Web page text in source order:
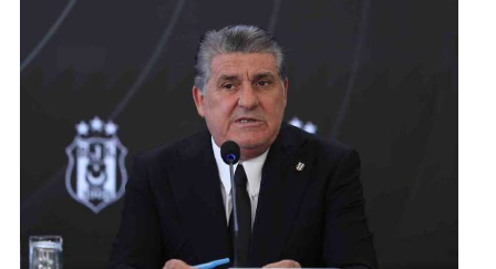
EKONOMİ
DÜNYA
MAGAZİN
GALERİ
VİDEO
YAZARLAR